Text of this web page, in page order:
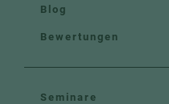
Blog
Bewertungen
Seminare